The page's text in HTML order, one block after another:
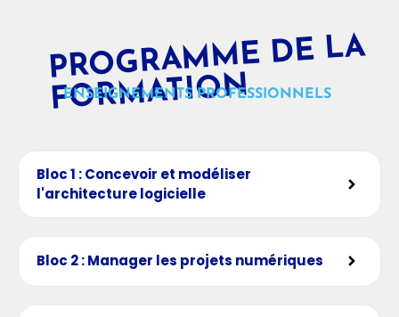
PR
OGRA
M
ME DE LA
F
OR
MATI
O
N
ENSEIGNEMENTS PROFESSIONNELS
Bloc 1 : Concevoir et modéliser
l'architecture logicielle
Bloc 2 : Manager les projets numériques